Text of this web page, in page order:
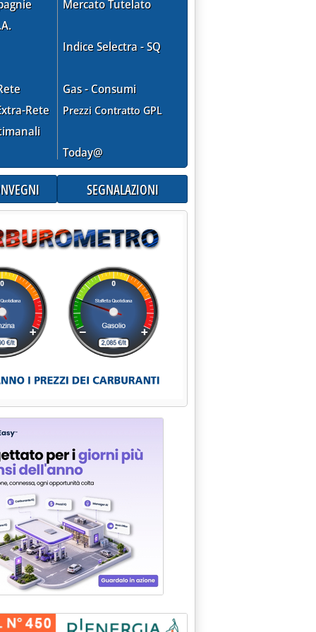
Rete
Mercato Tutelato
Indice Selectra - SQ
Gas - Consumi
Prezzi Contratto GPL
Today@
SEGNALAZIONI